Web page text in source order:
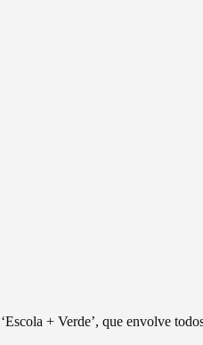
+ Verde’, que envolve